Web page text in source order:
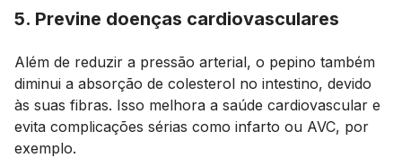
5. Previne doenças cardiovasculares
Além de reduzir a pressão arterial, o pepino também
diminui a absorção de colesterol no intestino, devido
às suas fibras. Isso melhora a saúde cardiovascular e
evita complicações sérias como infarto ou AVC, por
exemplo.